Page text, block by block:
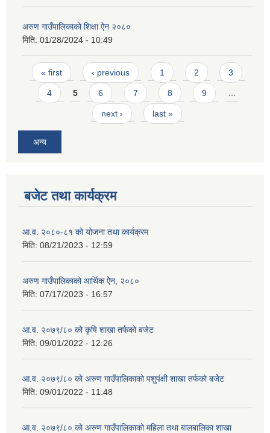
अरुण गाउँपालिकाको शिक्षा ऐन २०८०
मिति: 01/28/2024 - 10:49
Pages
« first ‹ previous 1 2 3
4 5 6 7 8 9 …
next › last »
अन्य
बजेट तथा कार्यक्रम
आ.व. २०८०-८१ को योजना तथा कार्यक्रम
मिति: 08/21/2023 - 12:59
अरुण गाउँपालिकाको आर्थिक ऐेन, २०८०
मिति: 07/17/2023 - 16:57
आ.व. २०७९/८० को कृषि शाखा तर्फको बजेट
मिति: 09/01/2022 - 12:26
आ.व. २०७९/८० को अरुण गाउँपालिकाको पशुपंक्षी शाखा तर्फको बजेट
मिति: 09/01/2022 - 11:48
आ.व. २०७९/८० को अरुण गाउँपालिकाको महिला तथा बालबालिका शाखा